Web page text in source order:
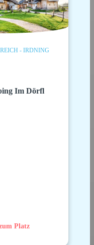
- IRDNING
Im Dörfl
Platz